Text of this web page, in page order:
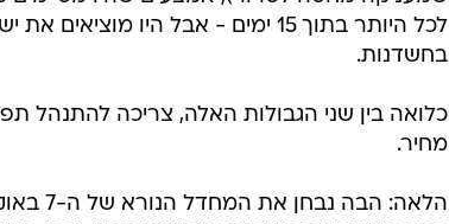
לכל היותר בתוך 15 ימים - אבל
בחשדנות.
כלואה בין שני הגבולות האלה, צריכה להתנהל
מחיר.
הלאה: